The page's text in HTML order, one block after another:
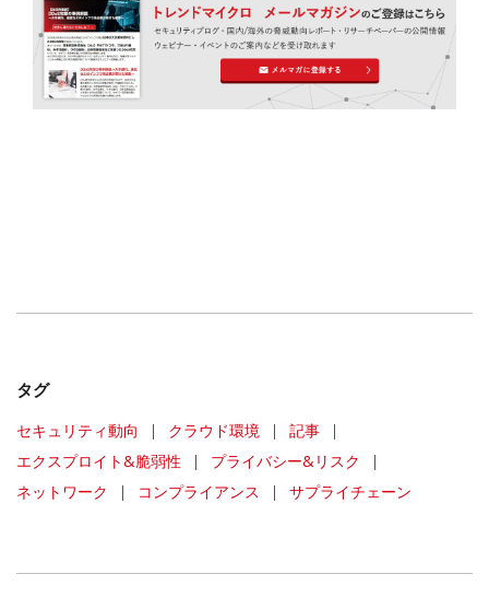
タグ
セキュリティ動向 | クラウド環境 | 記事
|
エクスプロイト&脆弱性
| プライバシー&リスク
|
ネットワーク
| コンプライアンス | サプライチェーン